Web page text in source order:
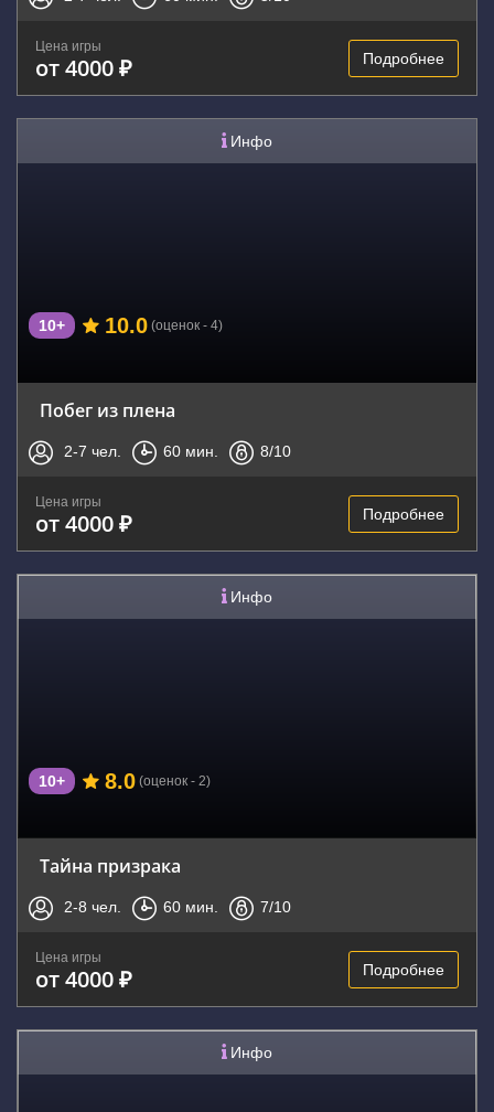
Цена игры
от 4000 ₽ Подробнее
Инфо
10+ 10.0 (оценок - 4)
Побег из плена
2-7 чел. 60 мин. 8/10
Цена игры
от 4000 ₽ Подробнее
Инфо
10+ 8.0 (оценок - 2)
Тайна призрака
2-8 чел. 60 мин. 7/10
Цена игры
от 4000 ₽ Подробнее
Инфо